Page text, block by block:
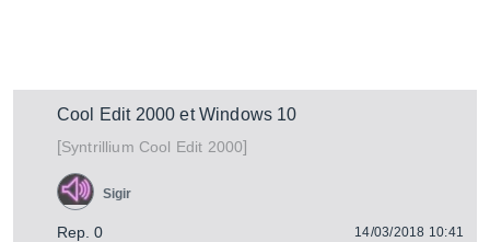
Cool Edit 2000 et Windows 10
[Syntrillium Cool Edit 2000]
Rep. 0
Sigir
14/03/2018 10:41